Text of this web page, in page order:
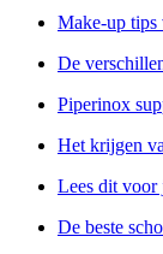
Make-up tips
De
Piperinox
Het krijgen
Lees dit voor
De beste